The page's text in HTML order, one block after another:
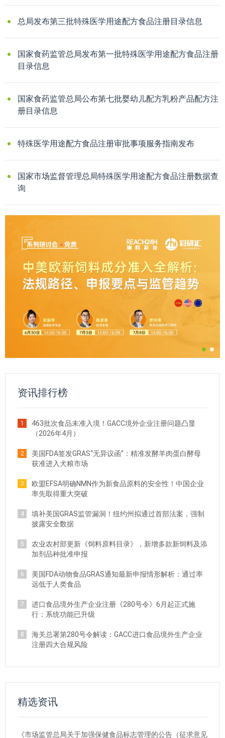
总局发布第三批特殊医学用途配方食品注册目录信息
国家食药监管总局发布第一批特殊医学用途配方食品注册
目录信息
国家食药监管总局公布第七批婴幼儿配方乳粉产品配方注
册目录信息
特殊医学用途配方食品注册审批事项服务指南发布
国家市场监督管理总局特殊医学用途配方食品注册数据查
询
资讯排行榜
1
463批次食品未准入境！GACC境外企业注册问题凸显
（2026年4月）
2
美国FDA签发GRAS“无异议函”：精准发酵羊肉蛋白酵母
获准进入犬粮市场
3
欧盟EFSA明确NMN作为新食品原料的安全性！中国企业
率先取得重大突破
4
填补美国GRAS监管漏洞！纽约州拟通过首部法案，强制
披露安全数据
5
农业农村部更新《饲料原料目录》，新增多款新饲料及添
加剂品种批准申报
6
美国FDA动物食品GRAS通知最新申报情形解析：通过率
远低于人类食品
7
进口食品境外生产企业注册《280号令》6月起正式施
行：系统功能已升级
8
海关总署第280号令解读：GACC进口食品境外生产企业
注册四大合规风险
精选资讯
《市场监管总局关于加强保健食品标志管理的公告（征求意见